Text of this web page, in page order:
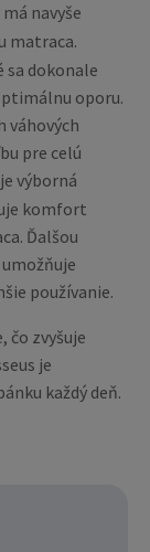
navyše
matraca.
sa dokonale
oporu.
váhových
pre celú
výborná
komfort
Ďalšou
používanie.
čo zvyšuje
je
každý deň.